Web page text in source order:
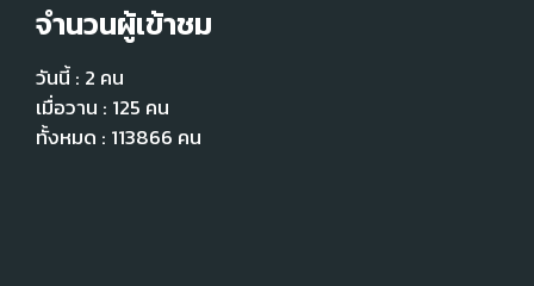
จำนวนผู้เข้าชม
วันนี้ : 2 คน
เมื่อวาน : 125 คน
ทั้งหมด : 113866 คน